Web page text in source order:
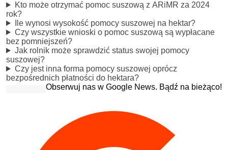
Kto może otrzymać pomoc suszową z ARiMR za 2024
rok?
Ile wynosi wysokość pomocy suszowej na hektar?
Czy wszystkie wnioski o pomoc suszową są wypłacane
bez pomniejszeń?
Jak rolnik może sprawdzić status swojej pomocy
suszowej?
Czy jest inna forma pomocy suszowej oprócz
bezpośrednich płatności do hektara?
Obserwuj nas w Google News. Bądź na bieżąco!